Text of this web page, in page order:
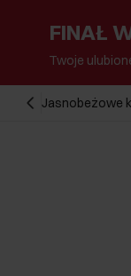
FINAŁ
Twoje
Jasnobeżowe